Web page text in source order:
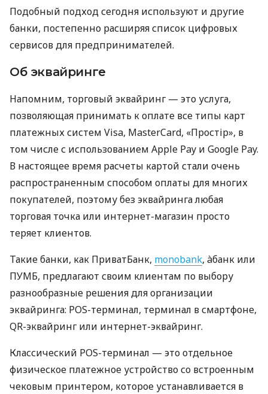
Подобный подход сегодня используют и другие
банки, постепенно расширяя список цифровых
сервисов для предпринимателей.
Об эквайринге
Напомним, торговый эквайринг — это услуга,
позволяющая принимать к оплате все типы карт
платежных систем Visa, MasterCard, «Простір», в
том числе с использованием Apple Pay и Google Pay.
В настоящее время расчеты картой стали очень
распространенным способом оплаты для многих
покупателей, поэтому без эквайринга любая
торговая точка или интернет-магазин просто
теряет клиентов.
Такие банки, как ПриватБанк, monobank, àбанк или
ПУМБ, предлагают своим клиентам по выбору
разнообразные решения для организации
эквайринга: POS-терминал, терминал в смартфоне,
QR-эквайринг или интернет-эквайринг.
Классический POS-терминал — это отдельное
физическое платежное устройство со встроенным
чековым принтером, которое устанавливается в